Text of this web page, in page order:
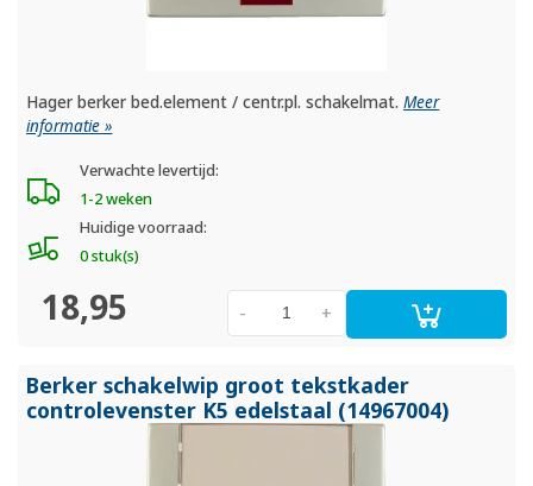
Hager berker bed.element / centr.pl. schakelmat.Meer
informatie »
Verwachte levertijd:
1-2 weken
Huidige voorraad:
0 stuk(s)
18,95 +
-
Berker schakelwip groot tekstkader
controlevenster K5 edelstaal (14967004)